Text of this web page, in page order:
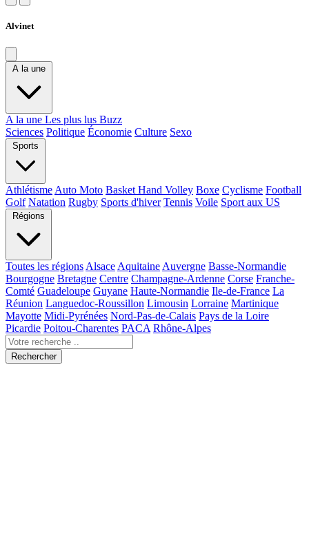
Alvinet
A la une
A la une Les plus lus Buzz
Sciences Politique Économie Culture Sexo
Sports
Athlétisme Auto Moto Basket Hand Volley Boxe Cyclisme Football
Golf Natation Rugby Sports d'hiver Tennis Voile Sport aux US
Régions
Toutes les régions Alsace Aquitaine Auvergne Basse-Normandie
Bourgogne Bretagne Centre Champagne-Ardenne Corse Franche-
Comté Guadeloupe Guyane Haute-Normandie Ile-de-France La
Réunion Languedoc-Roussillon Limousin Lorraine Martinique
Mayotte Midi-Pyrénées Nord-Pas-de-Calais Pays de la Loire
Picardie Poitou-Charentes PACA Rhône-Alpes
Rechercher